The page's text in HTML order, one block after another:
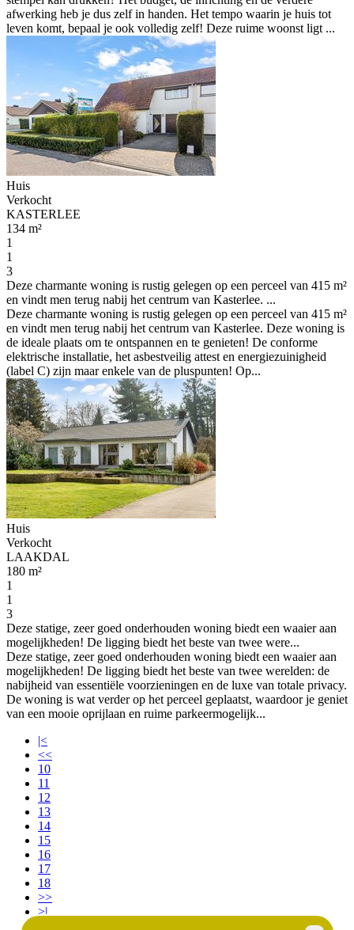
afwerking heb je dus zelf in handen. Het tempo waarin je huis tot
leven komt, bepaal je ook volledig zelf! Deze ruime woonst ligt ...
Huis
Verkocht
KASTERLEE
134 m²
1
1
3
Deze charmante woning is rustig gelegen op een perceel van 415 m²
en vindt men terug nabij het centrum van Kasterlee. ...
Deze charmante woning is rustig gelegen op een perceel van 415 m²
en vindt men terug nabij het centrum van Kasterlee. Deze woning is
de ideale plaats om te ontspannen en te genieten! De conforme
elektrische installatie, het asbestveilig attest en energiezuinigheid
(label C) zijn maar enkele van de pluspunten! Op...
Huis
Verkocht
LAAKDAL
180 m²
1
1
3
Deze statige, zeer goed onderhouden woning biedt een waaier aan
mogelijkheden! De ligging biedt het beste van twee were...
Deze statige, zeer goed onderhouden woning biedt een waaier aan
mogelijkheden! De ligging biedt het beste van twee werelden: de
nabijheid van essentiële voorzieningen en de luxe van totale privacy.
De woning is wat verder op het perceel geplaatst, waardoor je geniet
van een mooie oprijlaan en ruime parkeermogelijk...
|<
<<
10
11
12
13
14
15
16
17
18
>>
>|